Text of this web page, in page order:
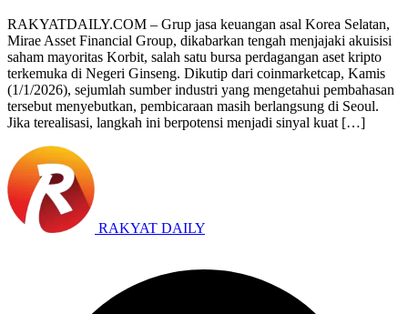
RAKYATDAILY.COM – Grup jasa keuangan asal Korea Selatan,
Mirae Asset Financial Group, dikabarkan tengah menjajaki akuisisi
saham mayoritas Korbit, salah satu bursa perdagangan aset kripto
terkemuka di Negeri Ginseng. Dikutip dari coinmarketcap, Kamis
(1/1/2026), sejumlah sumber industri yang mengetahui pembahasan
tersebut menyebutkan, pembicaraan masih berlangsung di Seoul.
Jika terealisasi, langkah ini berpotensi menjadi sinyal kuat […]
RAKYAT DAILY